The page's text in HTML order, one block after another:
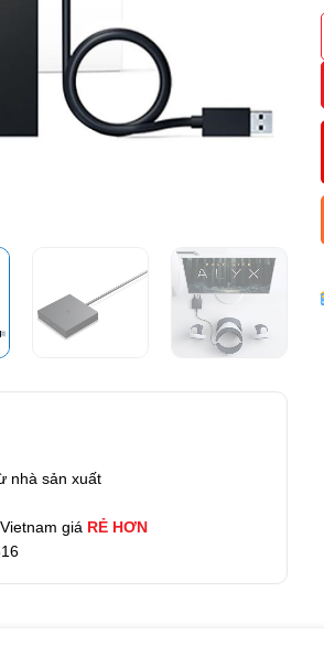
nhà sản xuất
giá RẺ HƠN